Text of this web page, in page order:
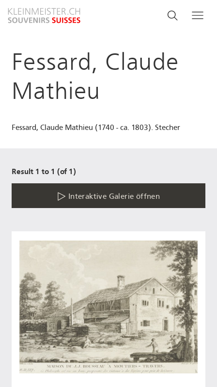
zum
Search
menu
Suche
Fessard, Claude
Mathieu
Fessard, Claude Mathieu (1740 - ca. 1803). Stecher
Result 1 to 1 (of 1)
Interaktive Galerie öffnen